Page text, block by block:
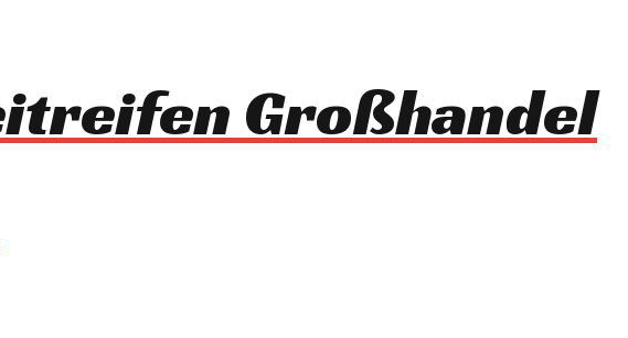
Großhandel